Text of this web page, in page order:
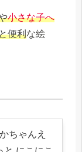
小さな子へ
便利な絵
ちゃんえ